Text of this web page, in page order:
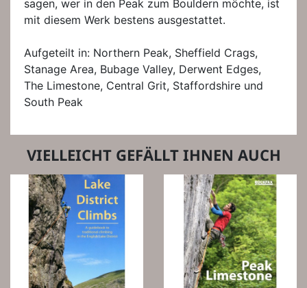
sagen, wer in den Peak zum Bouldern möchte, ist
mit diesem Werk bestens ausgestattet.
Aufgeteilt in: Northern Peak, Sheffield Crags,
Stanage Area, Bubage Valley, Derwent Edges,
The Limestone, Central Grit, Staffordshire und
South Peak
VIELLEICHT GEFÄLLT IHNEN AUCH